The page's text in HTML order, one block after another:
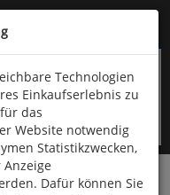
Zeitschriften
Technologien
Einkaufserlebnis zu
das
Website notwendig
Statistikzwecken,
Dafür können Sie